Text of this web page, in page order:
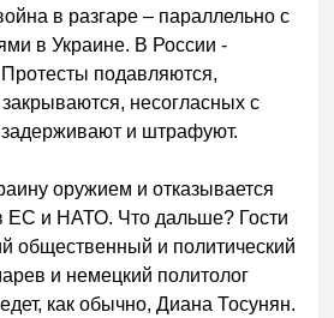
в разгаре – параллельно с
в Украине. В России -
Протесты подавляются,
несогласных с
задерживают и штрафуют.
оружием и отказывается
ЕС и НАТО. Что дальше? Гости
общественный и политический
и немецкий политолог
как обычно, Диана Тосунян.